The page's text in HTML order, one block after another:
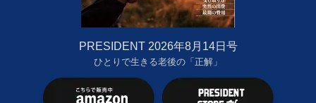
PRESIDENT 2026年8月14日号
ひとりで生きる老後の「正解」